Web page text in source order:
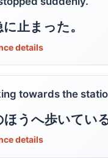
止まった。
details
towards the
うへ歩いている
details